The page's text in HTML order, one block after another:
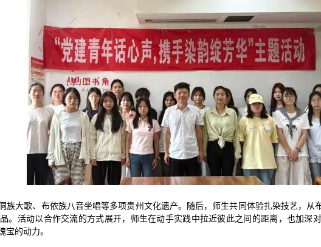
族大歌、布依族八音坐唱等多项贵州文化遗产。随后，师生共同体验扎染技艺，从
。活动以合作交流的方式展开，师生在动手实践中拉近彼此之间的距离，也加深
宝的动力。